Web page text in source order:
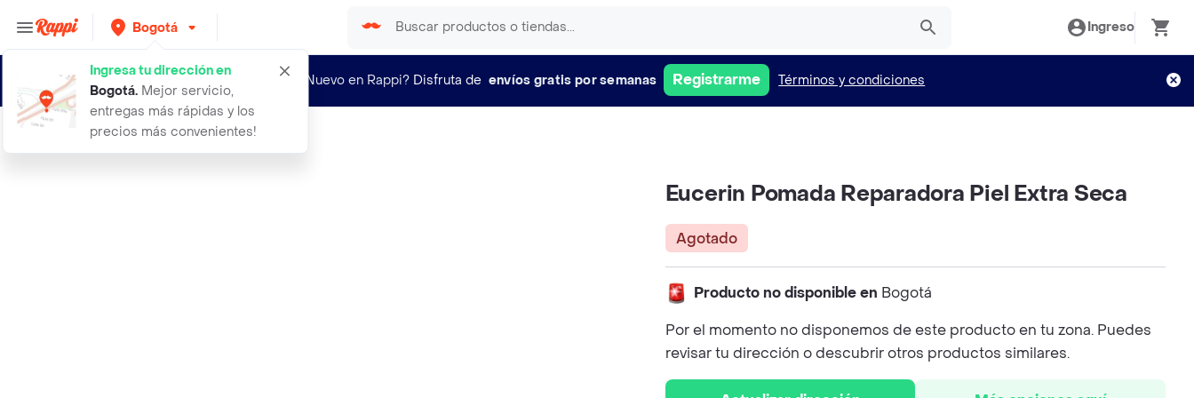
Bogotá
Ingresa tu dirección en
Bogotá. Mejor servicio,
entregas más rápidas y los
precios más convenientes!
Ingreso
¿Nuevo en Rappi? Disfruta de envíos gratis por semanas Registrarme Términos y condiciones
eucerin pomada reparadora piel extr
Eucerin Pomada Reparadora Piel Extra Seca
Agotado
Producto no disponible en Bogotá
Por el momento no disponemos de este producto en tu zona. Puedes
revisar tu dirección o descubrir otros productos similares.